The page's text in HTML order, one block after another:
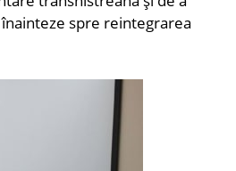
spre reintegrarea